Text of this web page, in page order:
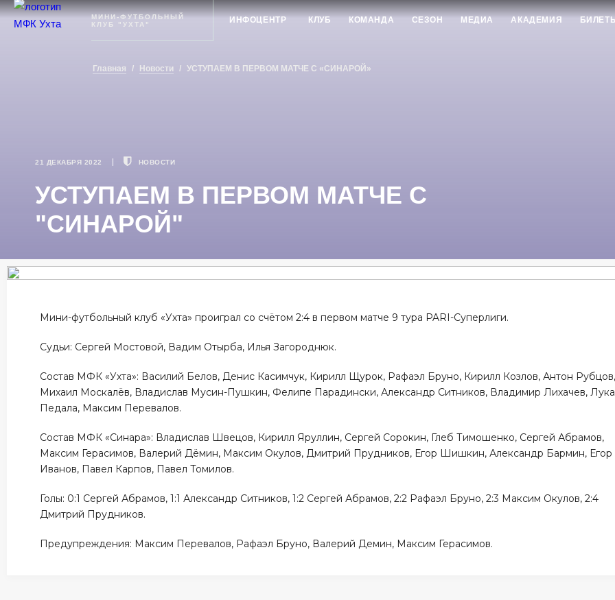
Ухта
МИНИ-ФУТБОЛЬНЫЙ
КЛУБ "УХТА"
ИНФОЦЕНТР КЛУБ КОМАНДА СЕЗОН МЕДИА АКАДЕМИЯ
Главная / Новости / УСТУПАЕМ В ПЕРВОМ МАТЧЕ С «СИНАРОЙ»
21 ДЕКАБРЯ 2022 НОВОСТИ
УСТУПАЕМ В ПЕРВОМ МАТЧЕ С
"СИНАРОЙ"
Мини-футбольный клуб «Ухта» проиграл со счётом 2:4 в первом матче 9 тура PARI-Суперлиги.
Судьи: Сергей Мостовой, Вадим Отырба, Илья Загороднюк.
Состав МФК «Ухта»: Василий Белов, Денис Касимчук, Кирилл Щурок, Рафаэл Бруно, Кирилл Козлов, Антон Рубцов,
Михаил Москалёв, Владислав Мусин-Пушкин, Фелипе Парадински, Александр Ситников, Владимир Лихачев,
Педала, Максим Перевалов.
Состав МФК «Синара»: Владислав Швецов, Кирилл Яруллин, Сергей Сорокин, Глеб Тимошенко, Сергей Абрамов,
Максим Герасимов, Валерий Дёмин, Максим Окулов, Дмитрий Прудников, Егор Шишкин, Александр Бармин, Егор
Иванов, Павел Карпов, Павел Томилов.
Голы: 0:1 Сергей Абрамов, 1:1 Александр Ситников, 1:2 Сергей Абрамов, 2:2 Рафаэл Бруно, 2:3 Максим Окулов, 2:4
Дмитрий Прудников.
Предупреждения: Максим Перевалов, Рафаэл Бруно, Валерий Демин, Максим Герасимов.